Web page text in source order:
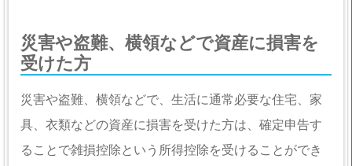
災害や盗難、横領などで資産に損害を
受けた方
災害や盗難、横領などで、生活に通常必要な住宅、家
具、衣類などの資産に損害を受けた方は、確定申告す
ることで雑損控除という所得控除を受けることができ